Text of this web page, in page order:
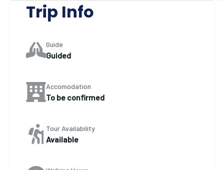
Trip Info
Guide
Guided
Accomodation
To be confirmed
Tour Availability
Available